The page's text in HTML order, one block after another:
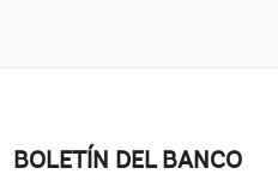
BOLETÍN DEL BANCO